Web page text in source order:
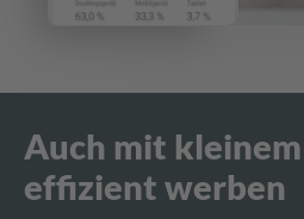
Auch mit
effizient werben